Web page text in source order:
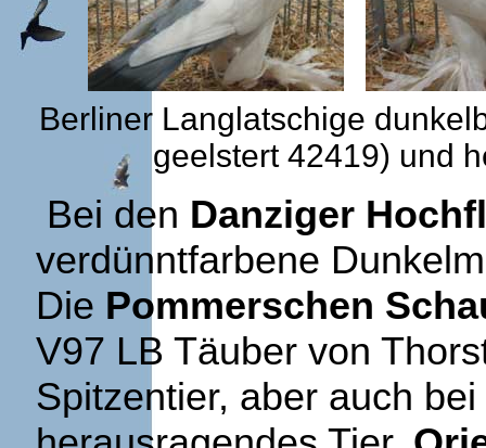
Berliner Langlatschige
geelstert 42419) und
Bei den Danziger
verdünntfarbene
Die Pommerschen
V97 LB Täuber von
Spitzentier, aber auch